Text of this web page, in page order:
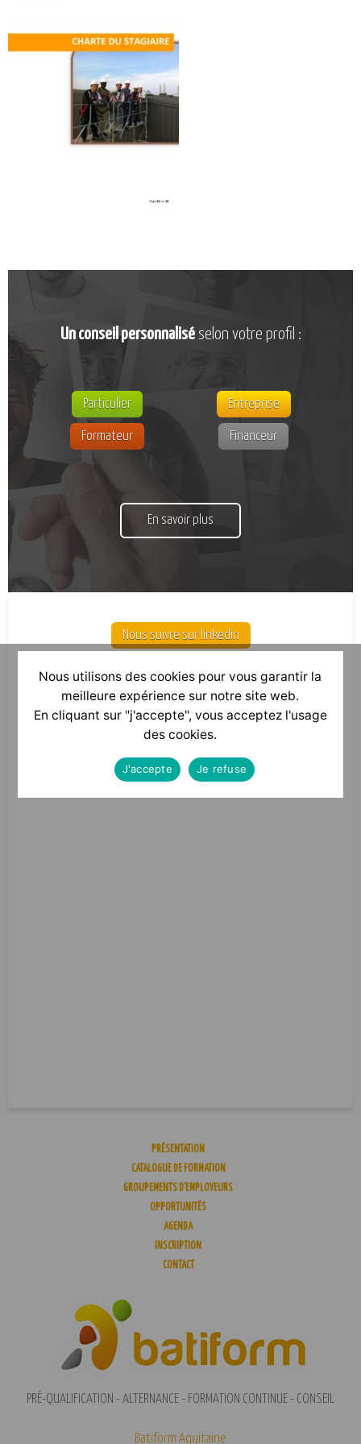
NOS FORMATIONS PAR MÉTIER
NOS FORMATIONS SÉCURITÉ
NOS PERFECTIONNEMENTS PAR MÉTIER
NOS FORMATIONS SUR DEMANDE
INSCRIPTIONS
Un conseil personnaliséselon votre profil :
Particulier Entreprise
Formateur Financeur
En savoir plus
Nous suivre sur linkedin
PRÉSENTATION
CATALOGUE DE FORMATION
GROUPEMENTS D’EMPLOYEURS
OPPORTUNITÉS
AGENDA
INSCRIPTION
CONTACT
PRÉ-QUALIFICATION - ALTERNANCE - FORMATION CONTINUE - CONSEIL
Batiform Aquitaine
Nous utilisons des cookies pour vous garantir la
meilleure expérience sur notre site web.
En cliquant sur "j'accepte", vous acceptez l'usage
des cookies.
J'accepte Je refuse